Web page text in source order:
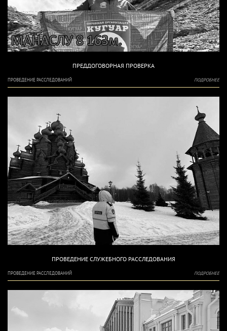
ПРЕДДОГОВОРНАЯ ПРОВЕРКА
ПРОВЕДЕНИЕ РАССЛЕДОВАНИЙ ПОДРОБНЕЕ
ПРОВЕДЕНИЕ СЛУЖЕБНОГО РАССЛЕДОВАНИЯ
ПРОВЕДЕНИЕ РАССЛЕДОВАНИЙ ПОДРОБНЕЕ